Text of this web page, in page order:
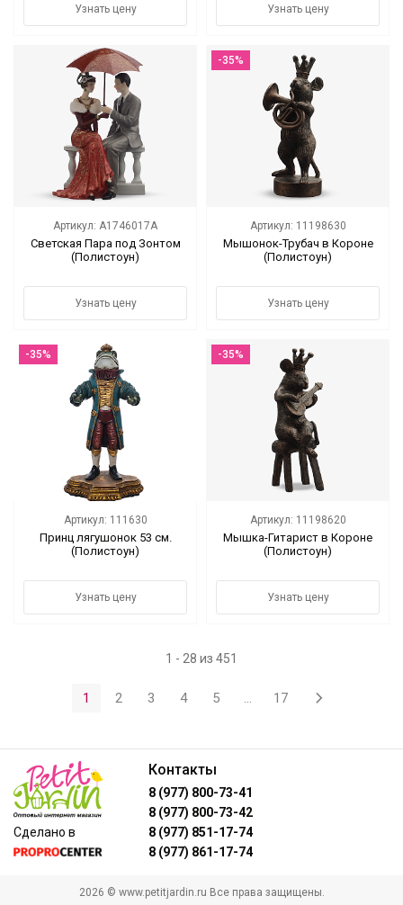
Узнать цену Узнать цену
Артикул: A1746017A
Светская Пара под Зонтом
(Полистоун)
Узнать цену
-35%
Артикул: 11198630
Мышонок-Трубач в Короне
(Полистоун)
Узнать цену
-35%
Артикул: 111630
Принц лягушонок 53 см.
(Полистоун)
Узнать цену
-35%
Артикул: 11198620
Мышка-Гитарист в Короне
(Полистоун)
Узнать цену
1 - 28 из 451
1 2 3 4 5 ... 17
Сделано в
Контакты
8 (977) 800-73-41
8 (977) 800-73-42
8 (977) 851-17-74
8 (977) 861-17-74
2026 © www.petitjardin.ru Все права защищены.